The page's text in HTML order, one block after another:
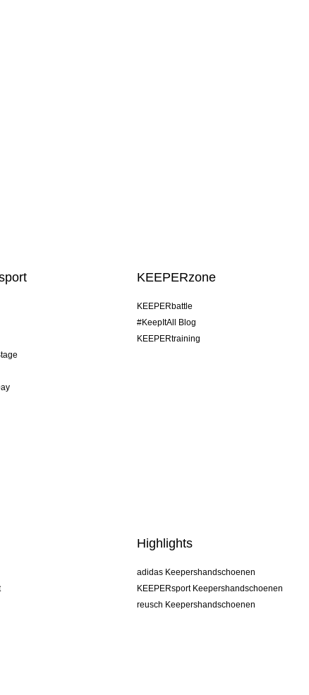
KEEPERzone
KEEPERbattle
#KeepItAll Blog
KEEPERtraining
Highlights
adidas Keepershandschoenen
KEEPERsport Keepershandschoenen
reusch Keepershandschoenen